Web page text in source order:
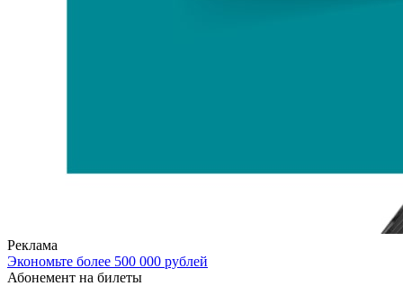
Реклама
Экономьте более 500 000 рублей
Абонемент на билеты